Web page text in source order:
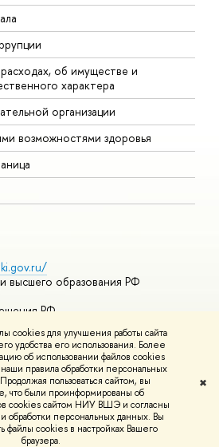
cookies для улучшения работы сайта
удобства его использования. Более
об использовании файлов cookies
правила обработки персональных
пользоваться сайтом, вы
что были проинформированы об
cookies сайтом НИУ ВШЭ и согласны
обработки персональных данных. Вы
файлы cookies в настройках Вашего
браузера.
✖
об имуществе и
характера
организации
возможностями здоровья
высшего образования РФ
РФ
mooc
курсы
Адреса и контактыУсловия
Политика конфиденциальности
разработаны вШколе дизайна НИУ